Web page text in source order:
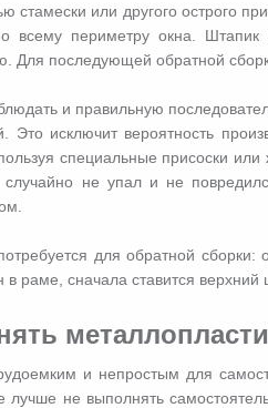
стамески или другого острого
всему периметру окна. Штапик
Для последующей обратной
и правильную
Это исключит вероятность
специальные присоски или
не упал и не
для обратной сборки:
раме, сначала ставится
и непростым для
лучше не выполнять